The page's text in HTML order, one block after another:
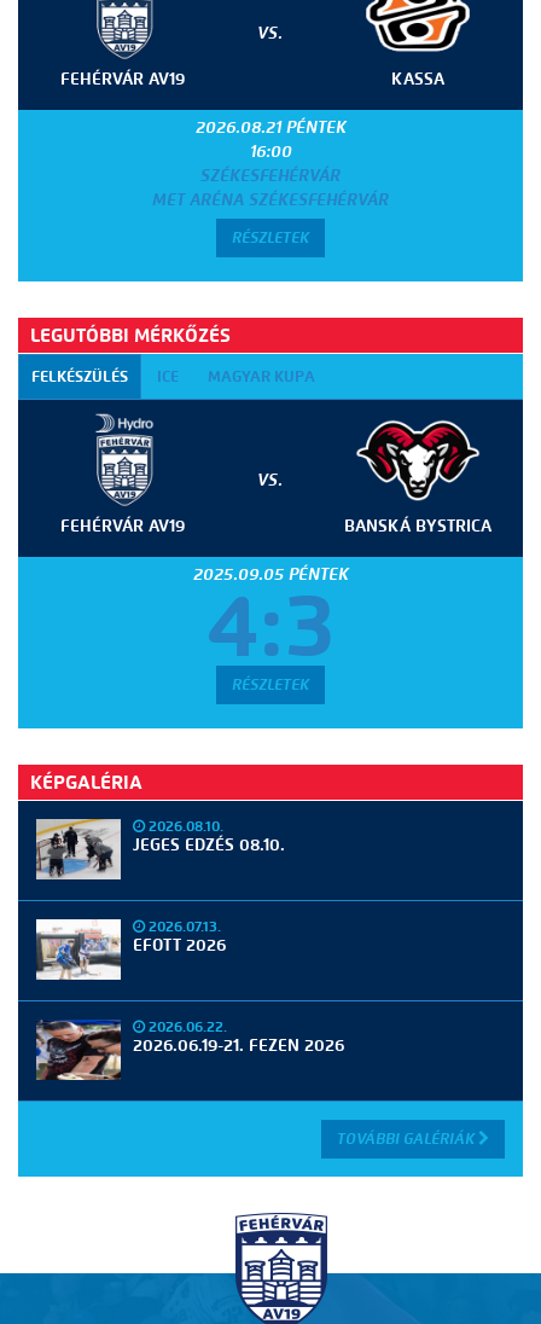
FEHÉRVÁR AV19
VS.
KASSA
2026.08.21 PÉNTEK
16:00
SZÉKESFEHÉRVÁR
MET ARÉNA SZÉKESFEHÉRVÁR
RÉSZLETEK
LEGUTÓBBI MÉRKŐZÉS
FELKÉSZÜLÉS ICE MAGYAR KUPA
FEHÉRVÁR AV19
VS.
BANSKÁ BYSTRICA
2025.09.05 PÉNTEK
4:3
RÉSZLETEK
KÉPGALÉRIA
2026.08.10.
JEGES EDZÉS 08.10.
2026.07.13.
EFOTT 2026
2026.06.22.
2026.06.19-21. FEZEN 2026
TOVÁBBI GALÉRIÁK